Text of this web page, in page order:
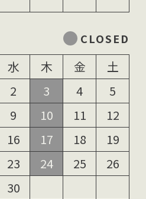
水 木 金
土
2 3 4
5
9 10 11
12
16 17 18
19
23 24 25
26
30